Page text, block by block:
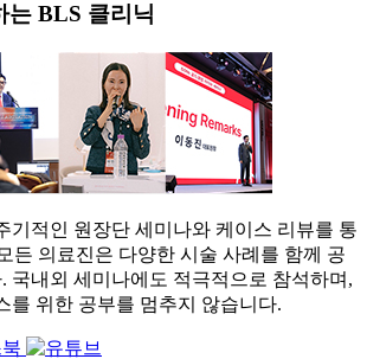
는 BLS 클리닉
기적인 원장단 세미나와 케이스 리뷰를 통
든 의료진은 다양한 시술 사례를 함께 공
국내외 세미나에도 적극적으로 참석하며,
를 위한 공부를 멈추지 않습니다.